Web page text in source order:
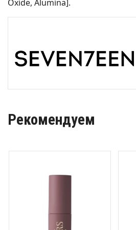
Oxide, Alumina].
Рекомендуем